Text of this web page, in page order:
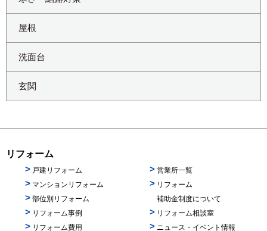
屋根
洗面台
玄関
リフォーム
戸建リフォーム
マンションリフォーム
部位別リフォーム
リフォーム事例
リフォーム費用
営業所一覧
リフォーム
補助金制度について
リフォーム相談室
ニュース・イベント情報